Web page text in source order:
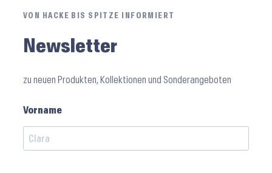
VON HACKE BIS SPITZE INFORMIERT
Newsletter
zu neuen Produkten, Kollektionen und Sonderangeboten
Vorname